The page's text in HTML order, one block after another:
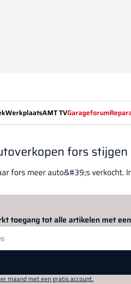
WerkplaatsAMT TVGarageforum
fors stijgen
fors meer auto&#39;s verkocht.
toegang tot alle artikelen met
maand met een gratis account.